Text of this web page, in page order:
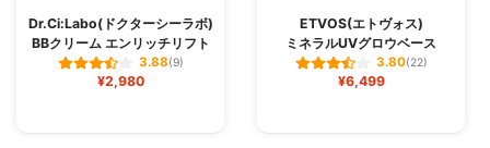
Dr.Ci:Labo(ドクターシーラボ)
BBクリーム エンリッチリフト
3.88(9)
¥2,980
ETVOS(エトヴォス)
ミネラルUVグロウベース
3.80(22)
¥6,499